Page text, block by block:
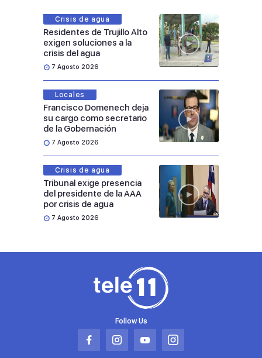
Crisis de agua
Residentes de Trujillo Alto
exigen soluciones a la
crisis del agua
7 Agosto 2026
Locales
Francisco Domenech deja
su cargo como secretario
de la Gobernación
7 Agosto 2026
Crisis de agua
Tribunal exige presencia
del presidente de la AAA
por crisis de agua
7 Agosto 2026
Follow Us
Abrir
Abrir
Abrir
Abrir